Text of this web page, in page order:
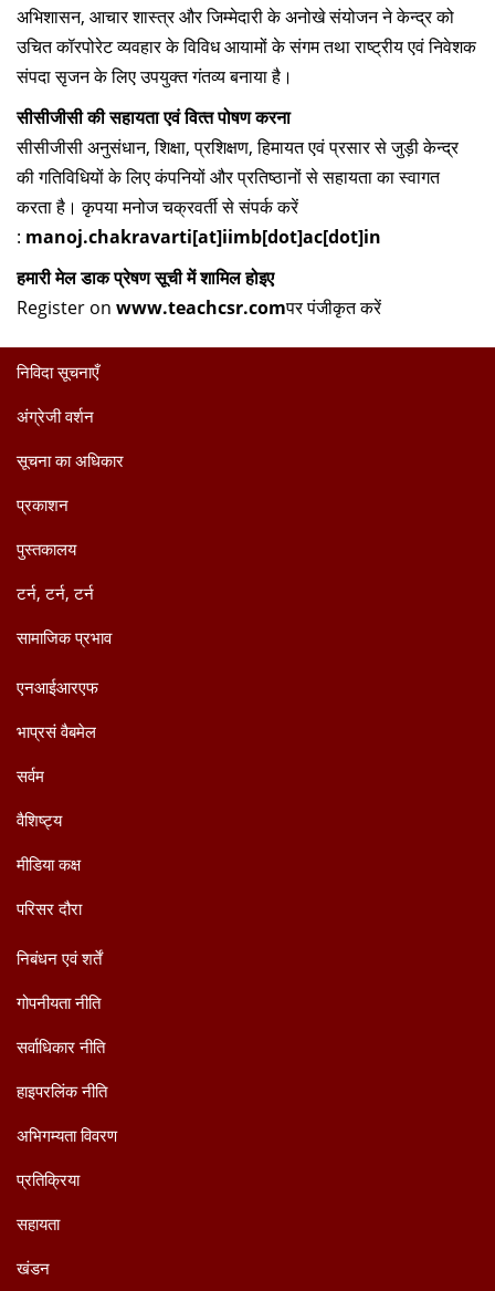
अभिशासन, आचार शास्‍त्र और जिम्‍मेदारी के अनोखे संयोजन ने केन्‍द्र को
उचित कॉरपोरेट व्यवहार के विविध आयामों के संगम तथा राष्‍ट्रीय एवं निवेशक
संपदा सृजन के लिए उपयुक्‍त गंतव्‍य बनाया है।
सीसीजीसी की सहायता एवं वित्‍त पोषण करना
सीसीजीसी अनुसंधान, शिक्षा, प्रशिक्षण, हिमायत एवं प्रसार से जुड़ी केन्‍द्र
की गतिविधियों के लिए कंपनियों और प्रतिष्‍ठानों से सहायता का स्‍वागत
करता है। कृपया मनोज चक्रवर्ती से संपर्क करें
: manoj.chakravarti[at]iimb[dot]ac[dot]in
हमारी मेल डाक प्रेषण सूची में शामिल होइए
Register on www.teachcsr.comपर पंजीकृत करें
निविदा सूचनाएँ
अंग्रेजी वर्शन
सूचना का अधिकार
प्रकाशन
पुस्तकालय
टर्न, टर्न, टर्न
सामाजिक प्रभाव
एनआईआरएफ
भाप्रसं वैबमेल
सर्वम
वैशिष्ट्य
मीडिया कक्ष
परिसर दौरा
निबंधन एवं शर्तें
गोपनीयता नीति
सर्वाधिकार नीति
हाइपरलिंक नीति
अभिगम्यता विवरण
प्रतिक्रिया
सहायता
खंडन